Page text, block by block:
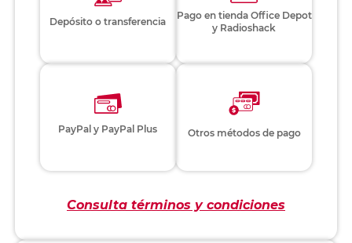
Depósito o transferencia
Pago en tienda Office Depot
y Radioshack
PayPal y PayPal Plus Otros métodos de pago
Consulta términos y condiciones